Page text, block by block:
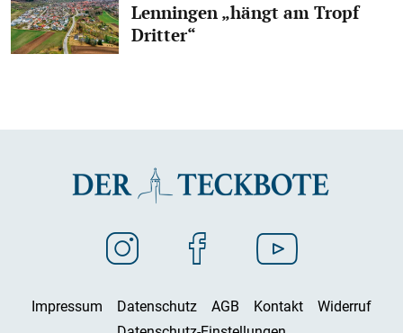
Lenningen „hängt am Tropf
Dritter“
Impressum Datenschutz AGB Kontakt
Widerruf